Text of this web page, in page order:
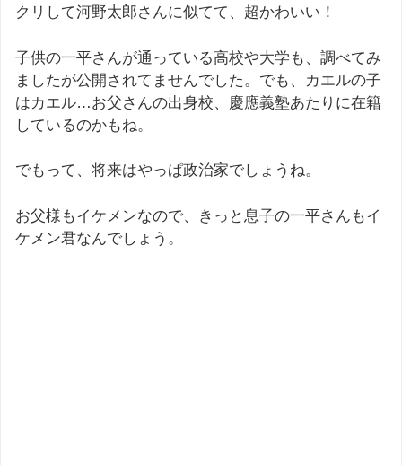
クリして河野太郎さんに似てて、超かわいい！
子供の一平さんが通っている高校や大学も、調べてみ
ましたが公開されてませんでした。でも、カエルの子
はカエル…お父さんの出身校、慶應義塾あたりに在籍
しているのかもね。
でもって、将来はやっぱ政治家でしょうね。
お父様もイケメンなので、きっと息子の一平さんもイ
ケメン君なんでしょう。